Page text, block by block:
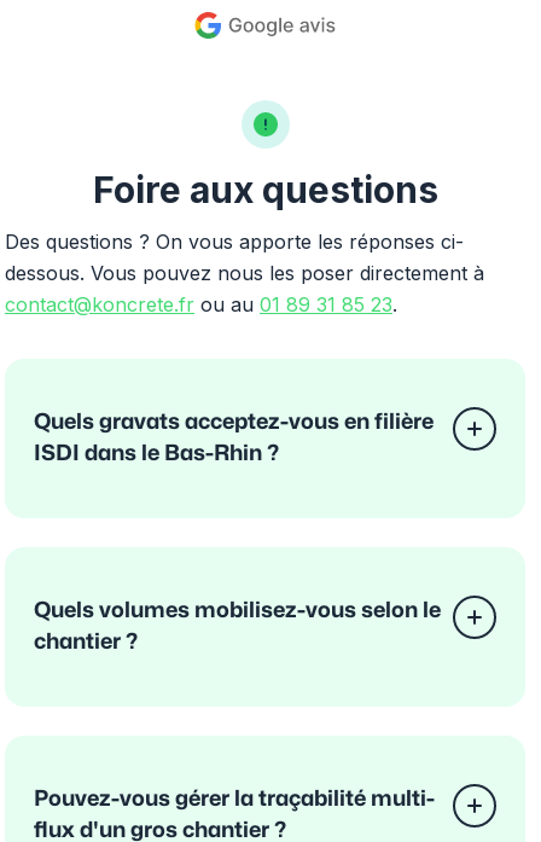
Foire aux questions
Des questions ? On vous apporte les réponses ci-
dessous. Vous pouvez nous les poser directement à
contact@koncrete.fr ou au 01 89 31 85 23.
Quels gravats acceptez-vous en filière
ISDI dans le Bas-Rhin ?
Quels volumes mobilisez-vous selon le
chantier ?
Pouvez-vous gérer la traçabilité multi-
flux d'un gros chantier ?